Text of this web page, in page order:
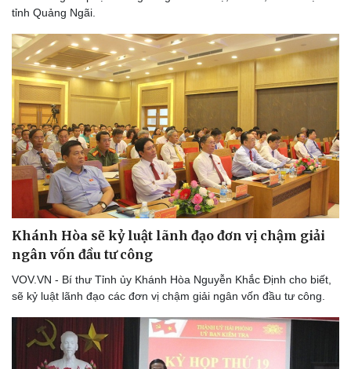
tỉnh Quảng Ngãi.
Khánh Hòa sẽ kỷ luật lãnh đạo đơn vị chậm giải
ngân vốn đầu tư công
VOV.VN - Bí thư Tỉnh ủy Khánh Hòa Nguyễn Khắc Định cho biết,
sẽ kỷ luật lãnh đạo các đơn vị chậm giải ngân vốn đầu tư công.